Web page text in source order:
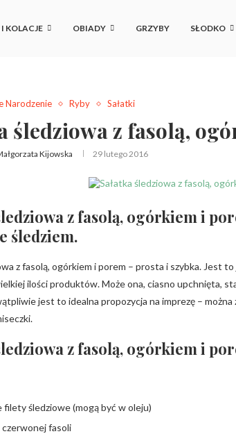
KOLACJE OBIADY GRZYBY SŁODKO
Narodzenie Ryby Sałatki
śledziowa z fasolą,
Kijowska 29 lutego 2016
z fasolą, ogórkiem i
śledziem.
z fasolą, ogórkiem i porem – prosta i szybka. Jest
ilości produktów. Może ona, ciasno upchnięta,
jest to idealna propozycja na imprezę – można
z fasolą, ogórkiem i
filety śledziowe (mogą być w oleju)
czerwonej fasoli